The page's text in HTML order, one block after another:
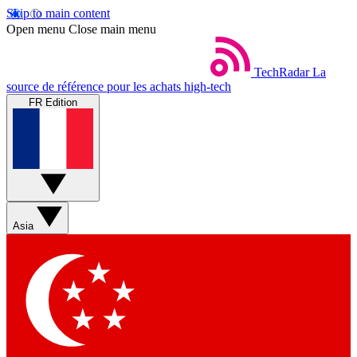
Skip to main content
Open menu Close main menu
TechRadar La
source de référence pour les achats high-tech
FR Edition
Asia